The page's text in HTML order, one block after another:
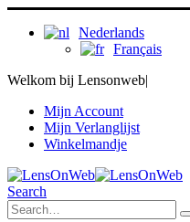
Nederlands
Français
Welkom bij Lensonweb|
Mijn Account
Mijn Verlanglijst
Winkelmandje
Search